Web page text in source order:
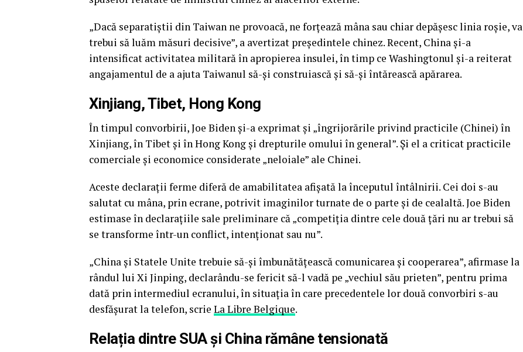
„Dacă separatiştii din Taiwan ne provoacă, ne forţează mâna sau chiar depăşesc linia roşie, va
trebui să luăm măsuri decisive”, a avertizat preşedintele chinez. Recent, China şi-a
intensificat activitatea militară în apropierea insulei, în timp ce Washingtonul şi-a reiterat
angajamentul de a ajuta Taiwanul să-şi construiască şi să-şi întărească apărarea.
Xinjiang, Tibet, Hong Kong
În timpul convorbirii, Joe Biden şi-a exprimat şi „îngrijorările privind practicile (Chinei) în
Xinjiang, în Tibet şi în Hong Kong şi drepturile omului în general”. Şi el a criticat practicile
comerciale şi economice considerate „neloiale” ale Chinei.
Aceste declaraţii ferme diferă de amabilitatea afişată la începutul întâlnirii. Cei doi s-au
salutat cu mâna, prin ecrane, potrivit imaginilor turnate de o parte şi de cealaltă. Joe Biden
estimase în declaraţiile sale preliminare că „competiţia dintre cele două ţări nu ar trebui să
se transforme într-un conflict, intenţionat sau nu”.
„China şi Statele Unite trebuie să-şi îmbunătăţească comunicarea şi cooperarea”, afirmase la
rândul lui Xi Jinping, declarându-se fericit să-l vadă pe „vechiul său prieten”, pentru prima
dată prin intermediul ecranului, în situaţia în care precedentele lor două convorbiri s-au
desfăşurat la telefon, scrie La Libre Belgique.
Relația dintre SUA și China rămâne tensionată